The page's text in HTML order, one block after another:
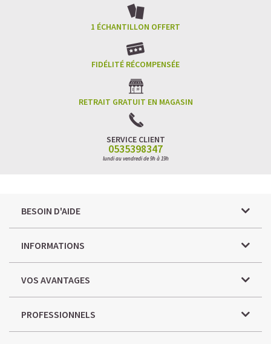
1 ÉCHANTILLON OFFERT
FIDÉLITÉ RÉCOMPENSÉE
RETRAIT GRATUIT EN MAGASIN
SERVICE CLIENT
0535398347
lundi au vendredi de 9h à 19h
BESOIN D'AIDE
INFORMATIONS
VOS AVANTAGES
PROFESSIONNELS